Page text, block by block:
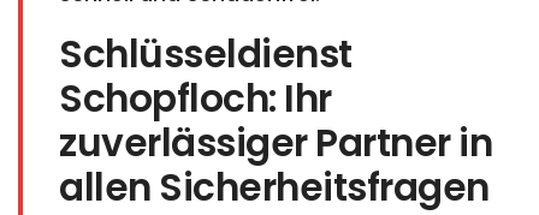
Schlüsseldienst
Schopfloch: Ihr
zuverlässiger Partner in
allen Sicherheitsfragen